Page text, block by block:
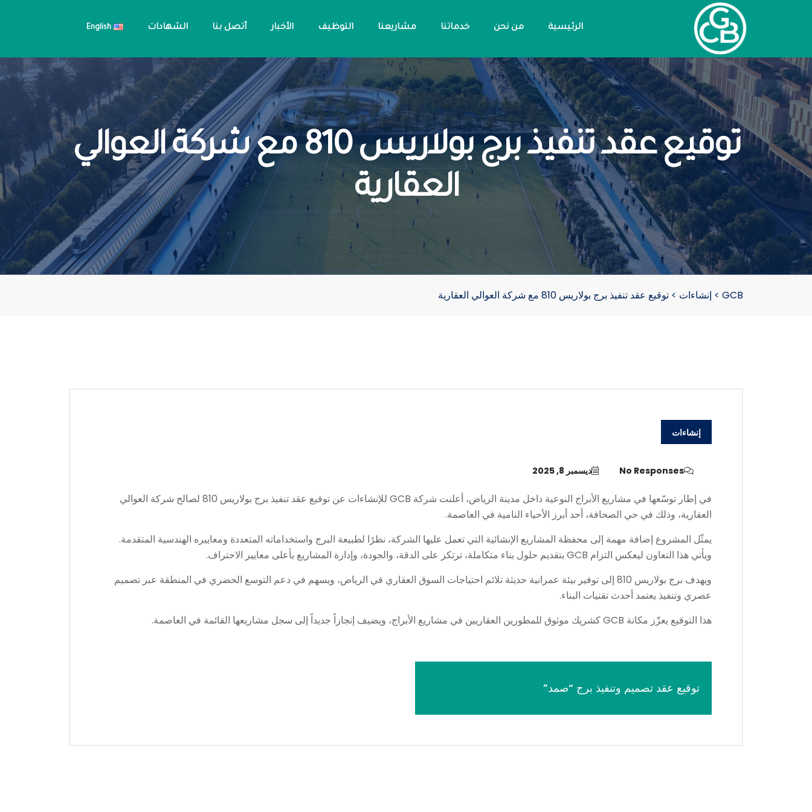
الرئيسية من نحن خدماتنا مشاريعنا التوظيف الأخبار أتصل بنا الشهادات English
توقيع عقد تنفيذ برج بولاريس 810 مع شركة العوالي
العقارية
GCB
> إنشاءات > توقيع عقد تنفيذ برج بولاريس 810 مع شركة العوالي العقارية
إنشاءات
No Responses ديسمبر 8, 2025
في إطار توسّعها في مشاريع الأبراج النوعية داخل مدينة الرياض، أعلنت شركة GCB للإنشاءات عن توقيع عقد تنفيذ برج بولاريس 810 لصالح شركة العوالي
العقارية، وذلك في حي الصحافة، أحد أبرز الأحياء النامية في العاصمة.
يمثّل المشروع إضافة مهمة إلى محفظة المشاريع الإنشائية التي تعمل عليها الشركة، نظرًا لطبيعة البرج واستخداماته المتعددة ومعاييره الهندسية المتقدمة.
ويأتي هذا التعاون ليعكس التزام GCB بتقديم حلول بناء متكاملة، ترتكز على الدقة، والجودة، وإدارة المشاريع بأعلى معايير الاحتراف.
ويهدف برج بولاريس 810 إلى توفير بيئة عمرانية حديثة تلائم احتياجات السوق العقاري في الرياض، ويسهم في دعم التوسع الحضري في المنطقة عبر تصميم
عصري وتنفيذ يعتمد أحدث تقنيات البناء.
هذا التوقيع يعزّز مكانة GCB كشريك موثوق للمطورين العقاريين في مشاريع الأبراج، ويضيف إنجازاً جديداً إلى سجل مشاريعها القائمة في العاصمة.
توقيع عقد تصميم وتنفيذ برج “صمد”